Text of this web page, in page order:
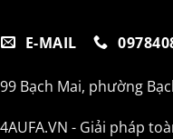
E-MAIL
99 Bạch Mai, phường
4AUFA.VN - Giải pháp